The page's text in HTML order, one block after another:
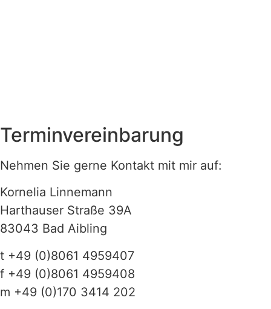
Terminvereinbarung
Nehmen Sie gerne Kontakt mit mir auf:
Kornelia Linnemann
Harthauser Straße 39A
83043 Bad Aibling
t +49 (0)8061 4959407
f +49 (0)8061 4959408
m +49 (0)170 3414 202